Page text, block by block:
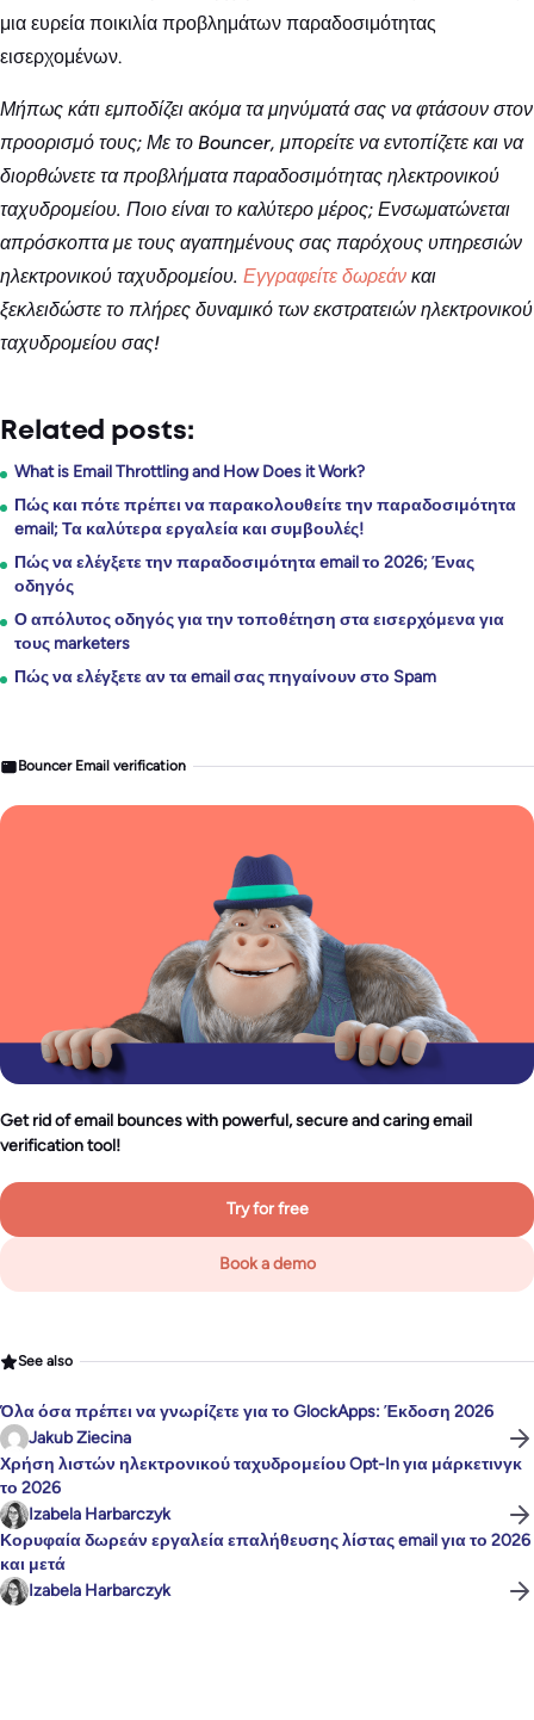
μια ευρεία ποικιλία προβλημάτων παραδοσιμότητας
εισερχομένων.
Μήπως κάτι εμποδίζει ακόμα τα μηνύματά σας να φτάσουν στον
προορισμό τους; Με το Bouncer, μπορείτε να εντοπίζετε και να
διορθώνετε τα προβλήματα παραδοσιμότητας ηλεκτρονικού
ταχυδρομείου. Ποιο είναι το καλύτερο μέρος; Ενσωματώνεται
απρόσκοπτα με τους αγαπημένους σας παρόχους υπηρεσιών
ηλεκτρονικού ταχυδρομείου. Εγγραφείτε δωρεάν και
ξεκλειδώστε το πλήρες δυναμικό των εκστρατειών ηλεκτρονικού
ταχυδρομείου σας!
Related posts:
What is Email Throttling and How Does it Work?
Πώς και πότε πρέπει να παρακολουθείτε την παραδοσιμότητα
email; Τα καλύτερα εργαλεία και συμβουλές!
Πώς να ελέγξετε την παραδοσιμότητα email το 2026; Ένας
οδηγός
Ο απόλυτος οδηγός για την τοποθέτηση στα εισερχόμενα για
τους marketers
Πώς να ελέγξετε αν τα email σας πηγαίνουν στο Spam
Bouncer Email verification
Get rid of email bounces with powerful, secure and caring email
verification tool!
Try for free
Book a demo
See also
Όλα όσα πρέπει να γνωρίζετε για το GlockApps: Έκδοση 2026
Jakub Ziecina
Χρήση λιστών ηλεκτρονικού ταχυδρομείου Opt-In για μάρκετινγκ
το 2026
Izabela Harbarczyk
Κορυφαία δωρεάν εργαλεία επαλήθευσης λίστας email για το 2026
και μετά
Izabela Harbarczyk